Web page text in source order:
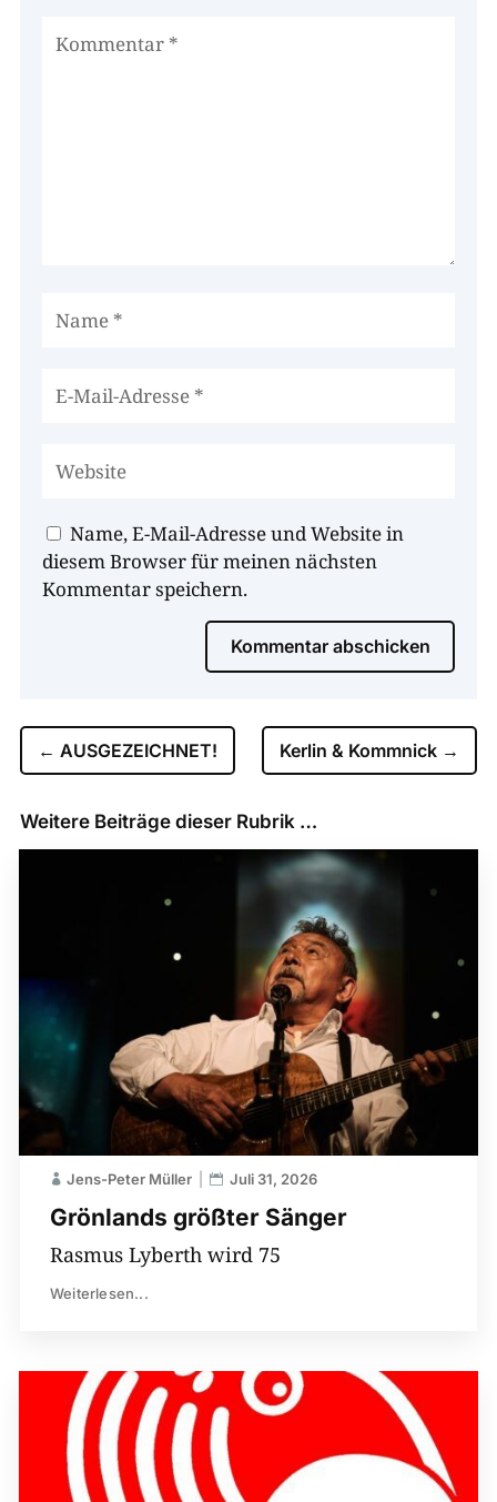
Name, E-Mail-Adresse und Website in
diesem Browser für meinen nächsten
Kommentar speichern.
Kommentar abschicken
← AUSGEZEICHNET! Kerlin & Kommnick →
Weitere Beiträge dieser Rubrik …
Grönlands größter Sänger
Jens-Peter Müller Juli 31, 2026
Rasmus Lyberth wird 75
Weiterlesen...